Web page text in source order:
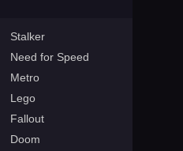
Stalker
Need for Speed
Metro
Lego
Fallout
Doom